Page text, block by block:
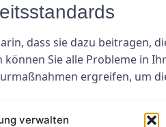
verwalten
dass sie dazu beitragen,
Sie alle Probleme in
ergreifen, um